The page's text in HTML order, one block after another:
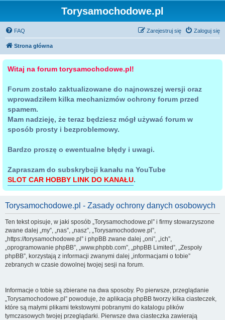
Torysamochodowe.pl
FAQ Zaloguj się
Zarejestruj się
Strona główna
Witaj na forum torysamochodowe.pl!
Forum zostało zaktualizowane do najnowszej wersji oraz
wprowadziłem kilka mechanizmów ochrony forum przed
spamem.
Mam nadzieję, że teraz będziesz mógł używać forum w
sposób prosty i bezproblemowy.
Bardzo proszę o ewentualne błędy i uwagi.
Zapraszam do subskrybcji kanału na YouTube
SLOT CAR HOBBY LINK DO KANAŁU.
Torysamochodowe.pl - Zasady ochrony danych osobowych
Ten tekst opisuje, w jaki sposób „Torysamochodowe.pl” i firmy stowarzyszone
zwane dalej „my”, „nas”, „nasz”, „Torysamochodowe.pl”,
„https://torysamochodowe.pl” i phpBB zwane dalej „oni”, „ich”,
„oprogramowanie phpBB”, „www.phpbb.com”, „phpBB Limited”, „Zespoły
phpBB”, korzystają z informacji zwanymi dalej „informacjami o tobie”
zebranych w czasie dowolnej twojej sesji na forum.
Informacje o tobie są zbierane na dwa sposoby. Po pierwsze, przeglądanie
„Torysamochodowe.pl” powoduje, że aplikacja phpBB tworzy kilka ciasteczek,
które są małymi plikami tekstowymi pobranymi do katalogu plików
tymczasowych twojej przeglądarki. Pierwsze dwa ciasteczka zawierają